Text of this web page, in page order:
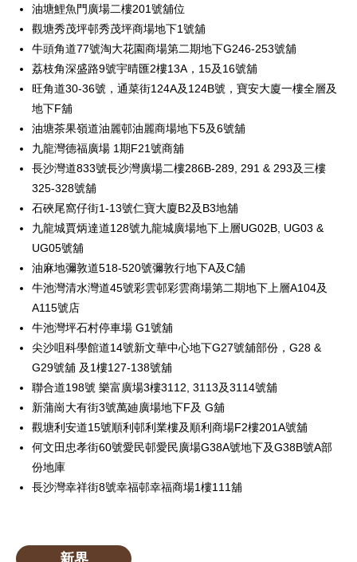
油塘鯉魚門廣場二樓201號舖位
觀塘秀茂坪邨秀茂坪商場地下1號舖
牛頭角道77號淘大花園商場第二期地下G246-253號舖
荔枝角深盛路9號宇晴匯2樓13A，15及16號舖
旺角道30-36號，通菜街124A及124B號，寶安大廈一樓全層及
地下F舖
油塘茶果嶺道油麗邨油麗商場地下5及6號舖
九龍灣德福廣場 1期F21號商舖
長沙灣道833號長沙灣廣場二樓286B-289, 291 & 293及三樓
325-328號舖
石硤尾窩仔街1-13號仁寶大廈B2及B3地舖
九龍城賈炳達道128號九龍城廣場地下上層UG02B, UG03 &
UG05號舖
油麻地彌敦道518-520號彌敦行地下A及C舖
牛池灣清水灣道45號彩雲邨彩雲商場第二期地下上層A104及
A115號店
牛池灣坪石村停車場 G1號舖
尖沙咀科學館道14號新文華中心地下G27號舖部份，G28 &
G29號舖 及1樓127-138號舖
聯合道198號 樂富廣場3樓3112, 3113及3114號舖
新蒲崗大有街3號萬廸廣場地下F及 G舖
觀塘利安道15號順利邨利業樓及順利商場F2樓201A號舖
何文田忠孝街60號愛民邨愛民廣場G38A號地下及G38B號A部
份地庫
長沙灣幸祥街8號幸福邨幸福商場1樓111舖
新界